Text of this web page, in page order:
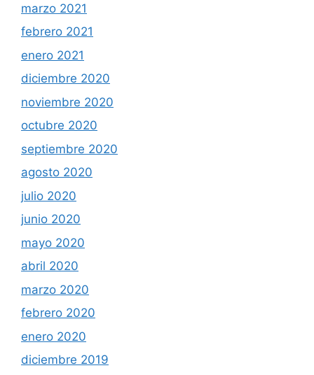
marzo 2021
febrero 2021
enero 2021
diciembre 2020
noviembre 2020
octubre 2020
septiembre 2020
agosto 2020
julio 2020
junio 2020
mayo 2020
abril 2020
marzo 2020
febrero 2020
enero 2020
diciembre 2019